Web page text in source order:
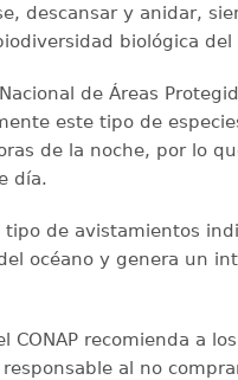
descansar y anidar,
biológica del
de Áreas
este tipo de
de la noche, por lo
día.
tipo de avistamientos
océano y genera un
CONAP recomienda a
al no